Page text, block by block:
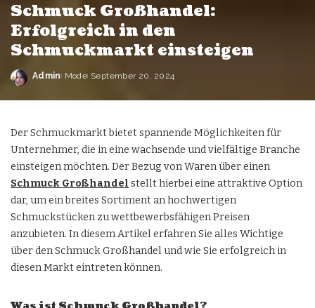
Schmuck Großhandel:
Erfolgreich in den
Schmuckmarkt einsteigen
Admin Mode September 20, 2024
Der Schmuckmarkt bietet spannende Möglichkeiten für
Unternehmer, die in eine wachsende und vielfältige Branche
einsteigen möchten. Der Bezug von Waren über einen
Schmuck Großhandel stellt hierbei eine attraktive Option
dar, um ein breites Sortiment an hochwertigen
Schmuckstücken zu wettbewerbsfähigen Preisen
anzubieten. In diesem Artikel erfahren Sie alles Wichtige
über den Schmuck Großhandel und wie Sie erfolgreich in
diesen Markt eintreten können.